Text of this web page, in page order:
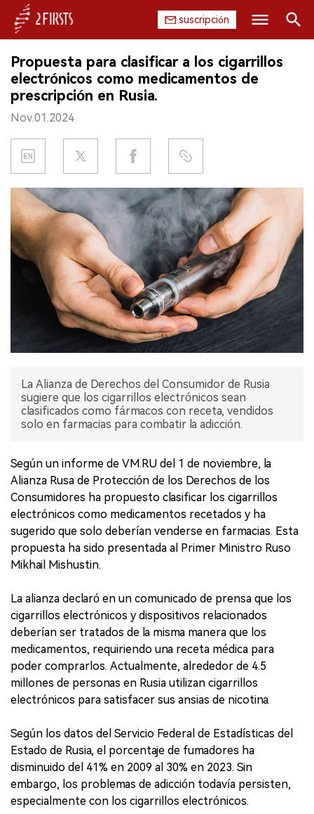
suscripción
INICIO
EMPRESA
PRODUCTO
REGULACIÓN
CHINA
DATOS
EXPOSICIÓN
ENTREVISTA
Buscar
Propuesta para clasificar a los cigarrillos
electrónicos como medicamentos de
prescripción en Rusia.
Nov.01.2024
La Alianza de Derechos del Consumidor de Rusia
sugiere que los cigarrillos electrónicos sean
clasificados como fármacos con receta, vendidos
solo en farmacias para combatir la adicción.
Según un informe de VM.RU del 1 de noviembre, la
Alianza Rusa de Protección de los Derechos de los
Consumidores ha propuesto clasificar los cigarrillos
electrónicos como medicamentos recetados y ha
sugerido que solo deberían venderse en farmacias. Esta
propuesta ha sido presentada al Primer Ministro Ruso
Mikhail Mishustin.
La alianza declaró en un comunicado de prensa que los
cigarrillos electrónicos y dispositivos relacionados
deberían ser tratados de la misma manera que los
medicamentos, requiriendo una receta médica para
poder comprarlos. Actualmente, alrededor de 4.5
millones de personas en Rusia utilizan cigarrillos
electrónicos para satisfacer sus ansias de nicotina.
Según los datos del Servicio Federal de Estadísticas del
Estado de Rusia, el porcentaje de fumadores ha
disminuido del 41% en 2009 al 30% en 2023. Sin
embargo, los problemas de adicción todavía persisten,
especialmente con los cigarrillos electrónicos.